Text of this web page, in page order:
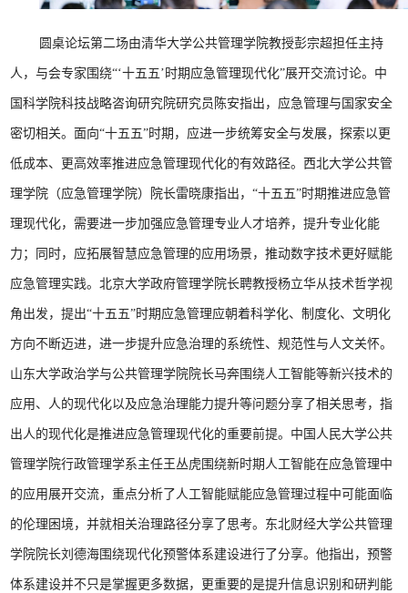
圆桌论坛第二场由清华大学公共管理学院教授彭宗超担任主持
人，与会专家围绕“‘十五五’时期应急管理现代化”展开交流讨论。中
国科学院科技战略咨询研究院研究员陈安指出，应急管理与国家安全
密切相关。面向“十五五”时期，应进一步统筹安全与发展，探索以更
低成本、更高效率推进应急管理现代化的有效路径。西北大学公共管
理学院（应急管理学院）院长雷晓康指出，“十五五”时期推进应急管
理现代化，需要进一步加强应急管理专业人才培养，提升专业化能
力；同时，应拓展智慧应急管理的应用场景，推动数字技术更好赋能
应急管理实践。北京大学政府管理学院长聘教授杨立华从技术哲学视
角出发，提出“十五五”时期应急管理应朝着科学化、制度化、文明化
方向不断迈进，进一步提升应急治理的系统性、规范性与人文关怀。
山东大学政治学与公共管理学院院长马奔围绕人工智能等新兴技术的
应用、人的现代化以及应急治理能力提升等问题分享了相关思考，指
出人的现代化是推进应急管理现代化的重要前提。中国人民大学公共
管理学院行政管理学系主任王丛虎围绕新时期人工智能在应急管理中
的应用展开交流，重点分析了人工智能赋能应急管理过程中可能面临
的伦理困境，并就相关治理路径分享了思考。东北财经大学公共管理
学院院长刘德海围绕现代化预警体系建设进行了分享。他指出，预警
体系建设并不只是掌握更多数据，更重要的是提升信息识别和研判能